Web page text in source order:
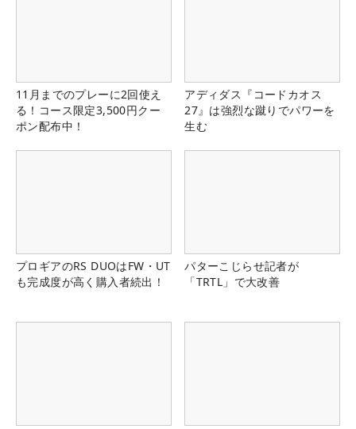
11月までのプレーに2回使え
る！コース限定3,500円クー
ポン配布中！
アディダス『コードカオス
27』は強烈な蹴りでパワーを
生む
プロギアのRS DUOはFW・UT
も完成度が高く購入者続出！
パターこじらせ記者が
「TRTL」で大改善